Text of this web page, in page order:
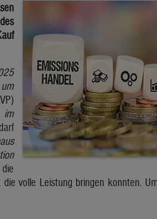
im
volle Leistung bringen konnten.